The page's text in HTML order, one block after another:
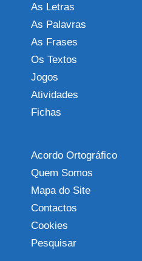
As Letras
As Palavras
As Frases
Os Textos
Jogos
Atividades
Fichas
Acordo Ortográfico
Quem Somos
Mapa do Site
Contactos
Cookies
Pesquisar